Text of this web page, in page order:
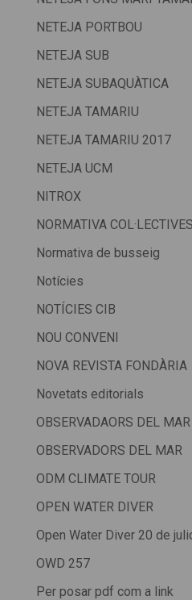
NETEJA PORTBOU
NETEJA SUB
NETEJA SUBAQUÀTICA
NETEJA TAMARIU
NETEJA TAMARIU 2017
NETEJA UCM
NITROX
NORMATIVA
Normativa de busseig
Notícies
NOTÍCIES CIB
NOU CONVENI
NOVA REVISTA FONDÀRIA
Novetats editorials
OBSERVADAORS DEL MAR
OBSERVADORS DEL MAR
ODM CLIMATE TOUR
OPEN WATER DIVER
Open Water Diver 20 de
OWD 257
Per posar pdf com a link